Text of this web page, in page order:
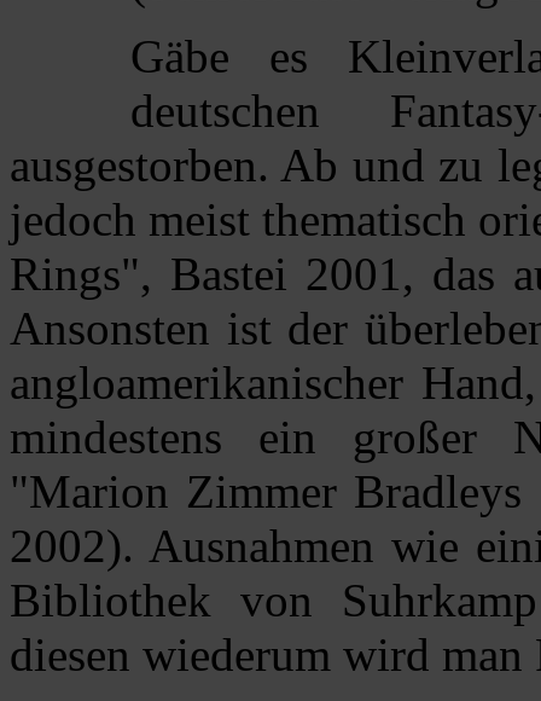
Gäbe es
deutschen
ausgestorben. Ab und zu
jedoch meist thematisch
Rings", Bastei 2001, das
Ansonsten ist der
angloamerikanischer
mindestens ein großer
"Marion Zimmer Bradleys
2002). Ausnahmen wie
Bibliothek von
diesen wiederum wird man